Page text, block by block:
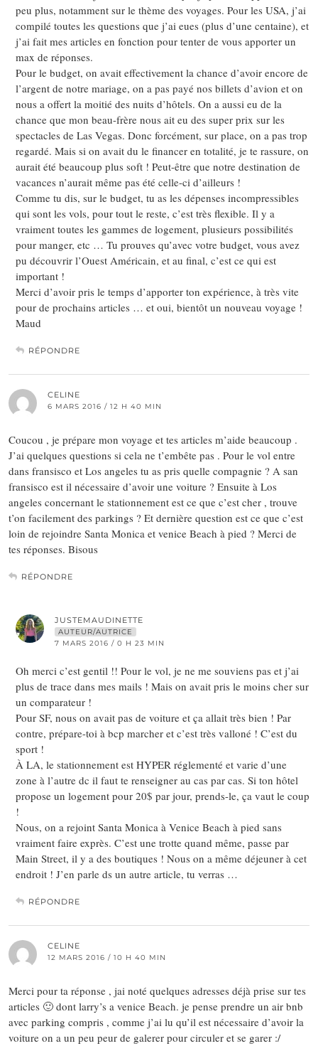
peu plus, notamment sur le thème des voyages. Pour les USA, j’ai
compilé toutes les questions que j’ai eues (plus d’une centaine), et
j’ai fait mes articles en fonction pour tenter de vous apporter un
max de réponses.
Pour le budget, on avait effectivement la chance d’avoir encore de
l’argent de notre mariage, on a pas payé nos billets d’avion et on
nous a offert la moitié des nuits d’hôtels. On a aussi eu de la
chance que mon beau-frère nous ait eu des super prix sur les
spectacles de Las Vegas. Donc forcément, sur place, on a pas trop
regardé. Mais si on avait du le financer en totalité, je te rassure, on
aurait été beaucoup plus soft ! Peut-être que notre destination de
vacances n’aurait même pas été celle-ci d’ailleurs !
Comme tu dis, sur le budget, tu as les dépenses incompressibles
qui sont les vols, pour tout le reste, c’est très flexible. Il y a
vraiment toutes les gammes de logement, plusieurs possibilités
pour manger, etc … Tu prouves qu’avec votre budget, vous avez
pu découvrir l’Ouest Américain, et au final, c’est ce qui est
important !
Merci d’avoir pris le temps d’apporter ton expérience, à très vite
pour de prochains articles … et oui, bientôt un nouveau voyage !
Maud
RÉPONDRE
CELINE
6 MARS 2016 / 12 H 40 MIN
Coucou , je prépare mon voyage et tes articles m’aide beaucoup .
J’ai quelques questions si cela ne t’embête pas . Pour le vol entre
dans fransisco et Los angeles tu as pris quelle compagnie ? A san
fransisco est il nécessaire d’avoir une voiture ? Ensuite à Los
angeles concernant le stationnement est ce que c’est cher , trouve
t’on facilement des parkings ? Et dernière question est ce que c’est
loin de rejoindre Santa Monica et venice Beach à pied ? Merci de
tes réponses. Bisous
RÉPONDRE
JUSTEMAUDINETTE
AUTEUR/AUTRICE
7 MARS 2016 / 0 H 23 MIN
Oh merci c’est gentil !! Pour le vol, je ne me souviens pas et j’ai
plus de trace dans mes mails ! Mais on avait pris le moins cher sur
un comparateur !
Pour SF, nous on avait pas de voiture et ça allait très bien ! Par
contre, prépare-toi à bcp marcher et c’est très valloné ! C’est du
sport !
À LA, le stationnement est HYPER réglementé et varie d’une
zone à l’autre dc il faut te renseigner au cas par cas. Si ton hôtel
propose un logement pour 20$ par jour, prends-le, ça vaut le coup
!
Nous, on a rejoint Santa Monica à Venice Beach à pied sans
vraiment faire exprès. C’est une trotte quand même, passe par
Main Street, il y a des boutiques ! Nous on a même déjeuner à cet
endroit ! J’en parle ds un autre article, tu verras …
RÉPONDRE
CELINE
12 MARS 2016 / 10 H 40 MIN
Merci pour ta réponse , jai noté quelques adresses déjà prise sur tes
articles 🙂 dont larry’s a venice Beach. je pense prendre un air bnb
avec parking compris , comme j’ai lu qu’il est nécessaire d’avoir la
voiture on a un peu peur de galerer pour circuler et se garer :/